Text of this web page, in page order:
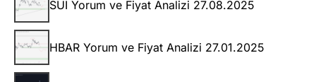
SUI Yorum ve Fiyat Analizi 27.08.2025
HBAR Yorum ve Fiyat Analizi 27.01.2025